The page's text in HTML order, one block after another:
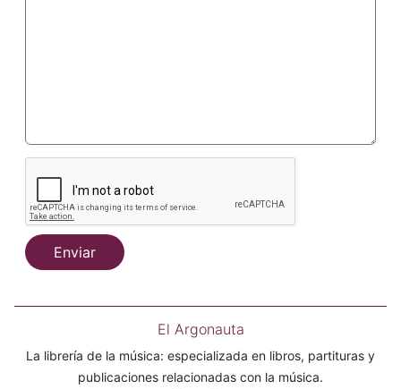
Enviar
El Argonauta
La librería de la música: especializada en libros, partituras y
publicaciones relacionadas con la música.